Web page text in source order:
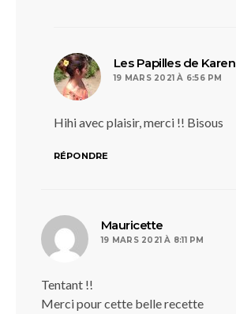
Les Papilles de Karen
19 MARS 2021 À 6:56 PM
Hihi avec plaisir, merci !! Bisous
RÉPONDRE
Mauricette
19 MARS 2021 À 8:11 PM
Tentant !!
Merci pour cette belle recette